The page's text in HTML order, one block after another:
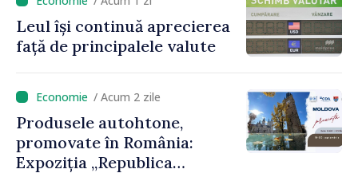
Leul își continuă aprecierea
față de principalele valute
/ Acum 2 zile
Produsele autohtone,
promovate în România:
Expoziția „Republica